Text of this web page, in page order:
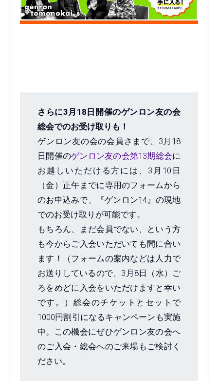
さらに3月18日開催のゲンロン友の会
総会でのお受け取りも！
ゲンロン友の会の会員さまで、3月18
日開催のゲンロン友の会第13期総会に
お越しいただける方には、3月10日
（金）正午までに専用のフォームから
のお申込みで、『ゲンロン14』の現地
でのお受け取りが可能です。
もちろん、まだ会員でない、という方
も今からご入会いただいても間に合い
ます！（フォームの案内などは人力で
お送りしているので、3月8日（水）ご
ろをめどに入会をいただけますと幸い
です。）総会のチケットとセットで
1000円割引になるキャンペーンも実施
中。この機会にぜひゲンロン友の会へ
のご入会・総会へのご来場もご検討く
ださい。